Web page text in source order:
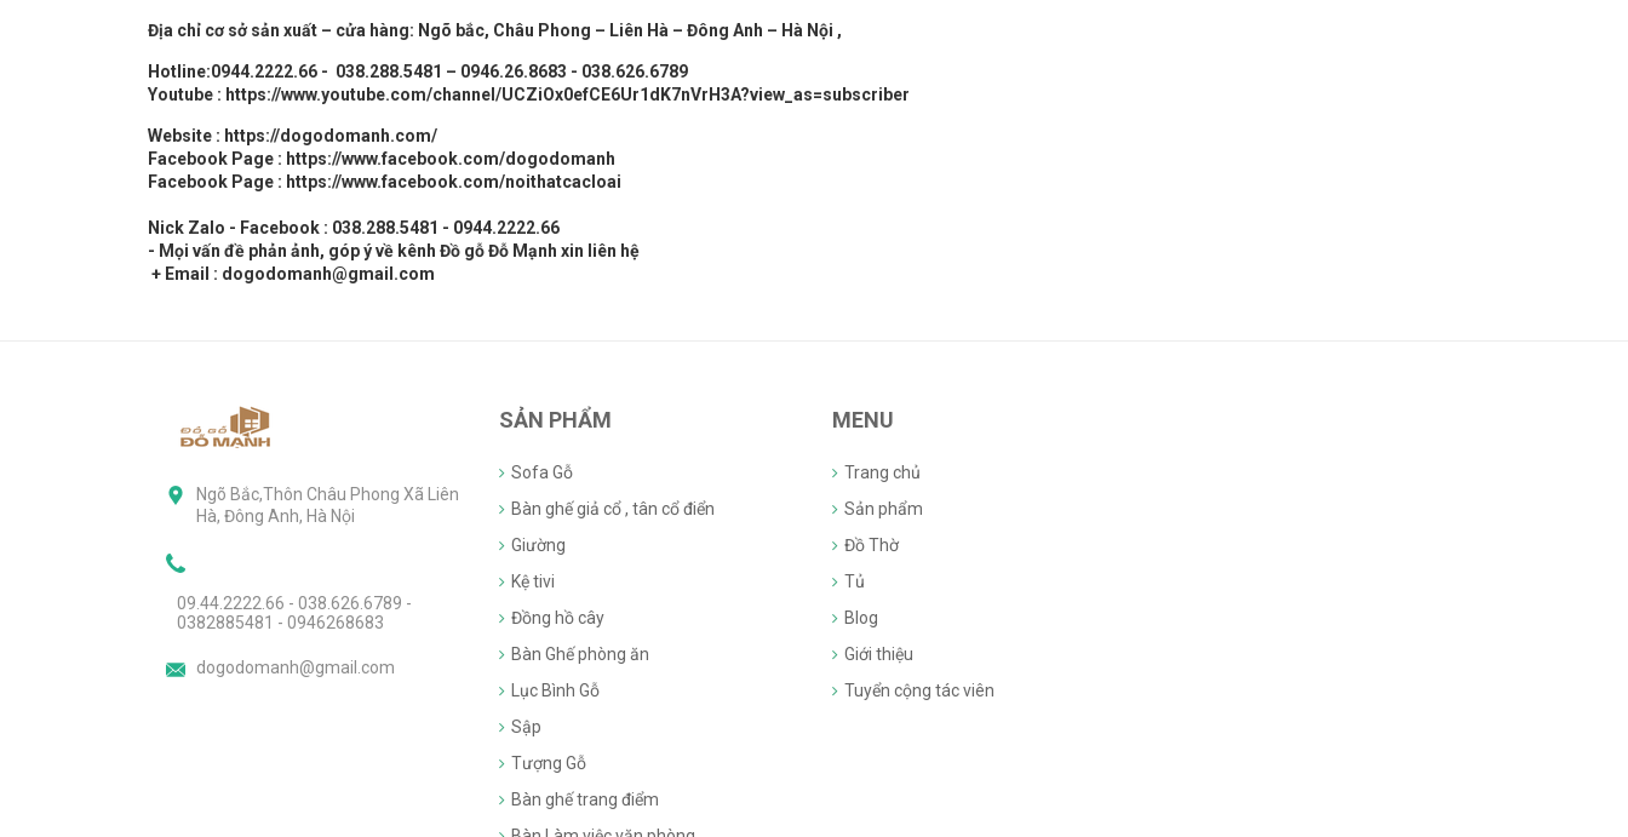
Địa chỉ cơ sở sản xuất – cửa hàng: Ngõ bắc, Châu Phong – Liên Hà – Đông Anh – Hà Nội ,
Hotline:0944.2222.66 - 038.288.5481 – 0946.26.8683 - 038.626.6789
Youtube : https://www.youtube.com/channel/UCZiOx0efCE6Ur1dK7nVrH3A?view_as=subscriber
Website : https://dogodomanh.com/
Facebook Page : https://www.facebook.com/dogodomanh
Facebook Page : https://www.facebook.com/noithatcacloai
Nick Zalo - Facebook : 038.288.5481 - 0944.2222.66
- Mọi vấn đề phản ảnh, góp ý về kênh Đồ gỗ Đỗ Mạnh xin liên hệ
+ Email : dogodomanh@gmail.com
Ngõ Bắc,Thôn Châu Phong Xã Liên
Hà, Đông Anh, Hà Nội
09.44.2222.66 - 038.626.6789 -
0382885481 - 0946268683
dogodomanh@gmail.com
SẢN PHẨM
Sofa Gỗ
Bàn ghế giả cổ , tân cổ điển
Giường
Kệ tivi
Đồng hồ cây
Bàn Ghế phòng ăn
Lục Bình Gỗ
Sập
Tượng Gỗ
Bàn ghế trang điểm
MENU
Trang chủ
Sản phẩm
Đồ Thờ
Tủ
Blog
Giới thiệu
Tuyển cộng tác viên